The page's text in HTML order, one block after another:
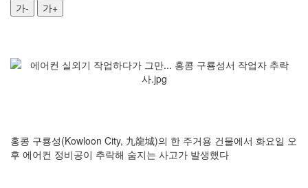
가-
가+
홍콩 구룡성(Kowloon City, 九龍城)의 한 주거용 건물에서 화요일 오
후 에어컨 정비공이 추락해 숨지는 사고가 발생했다